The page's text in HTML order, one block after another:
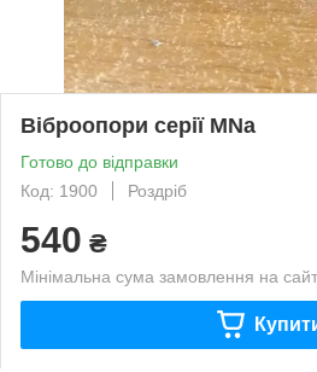
Віброопори серії MNa
Готово до відправки
Код: 1900
Роздріб
540 ₴
Мінімальна сума замовлення на